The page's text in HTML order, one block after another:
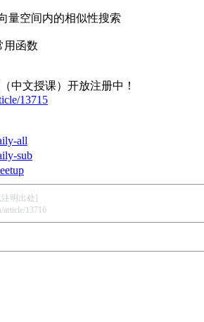
量空间内的相似性搜索
用函数
中文授课）开放注册中！
13715
all
sub
明出处]
article/13716